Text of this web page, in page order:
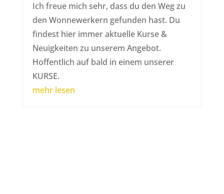
Ich freue mich sehr, dass du den Weg zu
den Wonnewerkern gefunden hast. Du
findest hier immer aktuelle Kurse &
Neuigkeiten zu unserem Angebot.
Hoffentlich auf bald in einem unserer
KURSE.
mehr lesen